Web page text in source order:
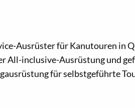
Ausrüster für Kanutouren in
All-inclusive-Ausrüstung und
für selbstgeführte